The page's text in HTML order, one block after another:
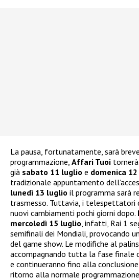
La pausa, fortunatamente, sarà
programmazione, Affari Tuoi
già sabato 11 luglio e domenica
tradizionale appuntamento
lunedì 13 luglio il programma sarà
trasmesso. Tuttavia, i telespettatori
nuovi cambiamenti pochi giorni dopo.
mercoledì 15 luglio , infatti, Rai 1
semifinali dei Mondiali, provocando
del game show. Le modifiche al
accompagnando tutta la fase finale
e continueranno fino alla
ritorno alla normale